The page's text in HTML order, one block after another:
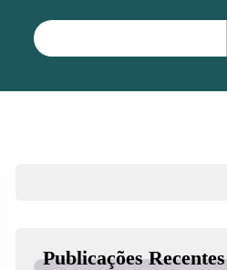
Publicações Recentes